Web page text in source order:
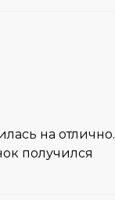
на отлично.
получился